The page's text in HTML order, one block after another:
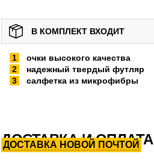
В КОМПЛЕКТ ВХОДИТ
очки высокого качества
надежный твердый футляр
салфетка из микрофибры
ДОСТАВКА И ОПЛАТА
ДОСТАВКА НОВОЙ ПОЧТОЙ